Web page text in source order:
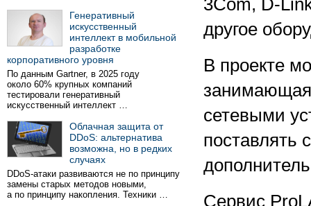
Генеративный
искусственный
интеллект в мобильной
разработке
корпоративного уровня
По данным Gartner, в 2025 году
около 60% крупных компаний
тестировали генеративный
искусственный интеллект …
Облачная защита от
DDoS: альтернатива
возможна, но в редких
случаях
DDoS-атаки развиваются не по принципу
замены старых методов новыми,
а по принципу накопления. Техники …
3Com, D-
другое
В проекте
сетевыми
поставлять
Сервис